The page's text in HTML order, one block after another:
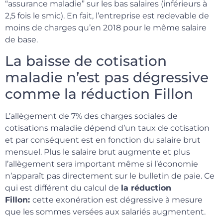
“assurance maladie” sur les bas salaires (inférieurs à
2,5 fois le smic). En fait, l’entreprise est redevable de
moins de charges qu’en 2018 pour le même salaire
de base.
La baisse de cotisation
maladie n’est pas dégressive
comme la réduction Fillon
L’allègement de 7% des charges sociales de
cotisations maladie dépend d’un taux de cotisation
et par conséquent est en fonction du salaire brut
mensuel. Plus le salaire brut augmente et plus
l’allègement sera important même si l’économie
n’apparaît pas directement sur le bulletin de paie. Ce
qui est différent du calcul de la réduction
Fillon: cette exonération est dégressive à mesure
que les sommes versées aux salariés augmentent.